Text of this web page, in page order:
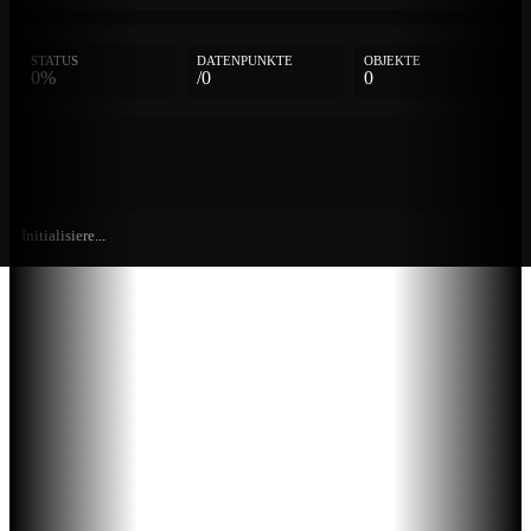
STATUS
0%
DATENPUNKTE
/0
OBJEKTE
0
Initialisiere...